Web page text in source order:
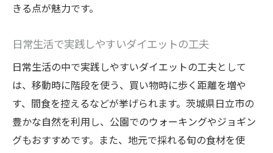
きる点が魅力です。
日常生活で実践しやすいダイエットの工夫
日常生活の中で実践しやすいダイエットの工夫として
は、移動時に階段を使う、買い物時に歩く距離を増や
す、間食を控えるなどが挙げられます。茨城県日立市の
豊かな自然を利用し、公園でのウォーキングやジョギン
グもおすすめです。また、地元で採れる旬の食材を使